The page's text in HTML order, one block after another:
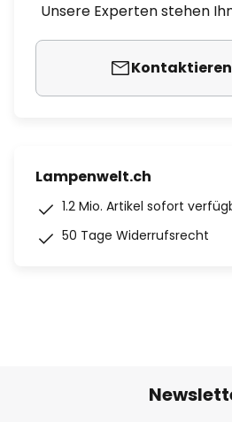
Unsere Experten stehen
Kontaktieren
Lampenwelt.ch
1.2 Mio. Artikel sofort
50 Tage Widerrufsrecht